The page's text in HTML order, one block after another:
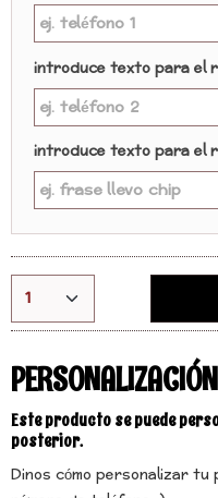
introduce texto para el
introduce texto para el
Este producto se puede
posterior.
Dinos cómo personalizar tu